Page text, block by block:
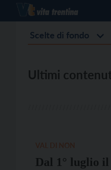
Scelte di fondo
Ultimi
Dal 1° luglio il